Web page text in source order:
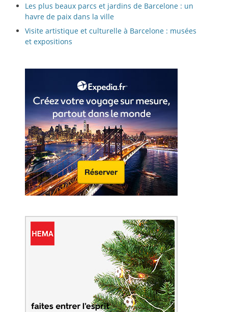
Les plus beaux parcs et jardins de Barcelone : un
havre de paix dans la ville
Visite artistique et culturelle à Barcelone : musées
et expositions